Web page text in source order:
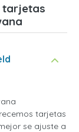
tarjetas
tarjetas
se ajuste a